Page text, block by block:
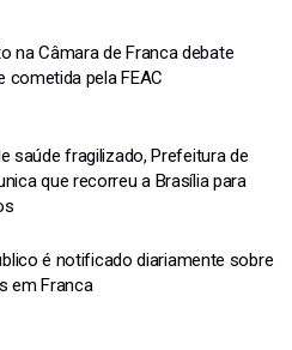
na Câmara de Franca debate
cometida pela FEAC
saúde fragilizado, Prefeitura de
que recorreu a Brasília para
é notificado diariamente sobre
em Franca